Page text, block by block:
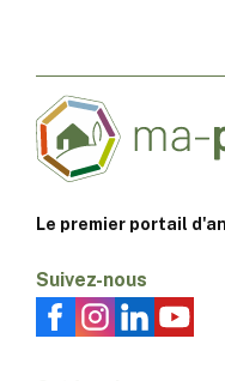
Le premier portail
Suivez-nous